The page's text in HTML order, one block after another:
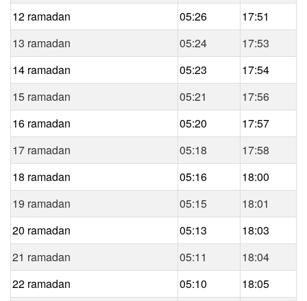
12 ramadan 05:26
17:51
13 ramadan
05:24
17:53
14 ramadan
05:23
17:54
15 ramadan
05:21
17:56
16 ramadan
05:20
17:57
17 ramadan
05:18
17:58
18 ramadan
05:16
18:00
19 ramadan
05:15
18:01
20 ramadan
05:13
18:03
21 ramadan
05:11
18:04
22 ramadan
05:10
18:05